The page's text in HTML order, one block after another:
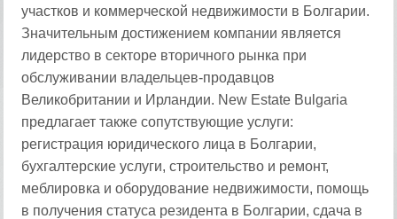
участков и коммерческой недвижимости в Болгарии.
Значительным достижением компании является
лидерство в секторе вторичного рынка при
обслуживании владельцев-продавцов
Великобритании и Ирландии. New Estate Bulgaria
предлагает также сопутствующие услуги:
регистрация юридического лица в Болгарии,
бухгалтерские услуги, строительство и ремонт,
меблировка и оборудование недвижимости, помощь
в получения статуса резидента в Болгарии, сдача в